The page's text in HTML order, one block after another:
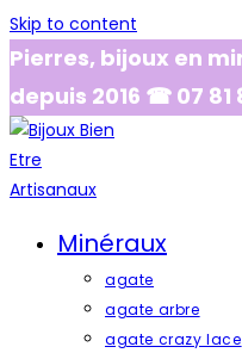
Skip to content
Pierres, bijoux en
depuis 2016 ☎ 07 81
Minéraux
agate
agate arbre
agate crazy lace